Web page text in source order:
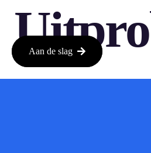
Als je nog geen gebruik hebt
Aan de slag